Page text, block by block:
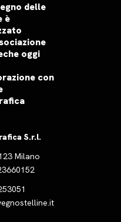
delle
è
oggi
con
S.r.l.
Milano